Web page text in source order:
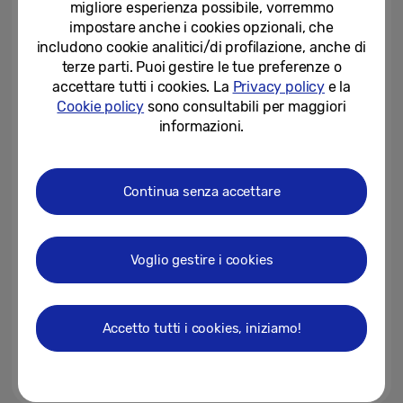
la sua passione per l’arte, in...
27-10-2025
Samsung tra le aziende più
apprezzate dai consumatori
italiani per il Servizio Clienti
Il Centre Pompidou e Samsung
collaborazione storica
23-10-2025
l’esperienza di Art Basel Paris nei
salotti di casa
migliore esperienza possibile, vorremmo
impostare anche i cookies opzionali, che
includono cookie analitici/di profilazione, anche di
terze parti. Puoi gestire le tue preferenze o
accettare tutti i cookies. La Privacy policye la
Cookie policy sono consultabili per maggiori
informazioni.
Continua senza accettare
Voglio gestire i cookies
Accetto tutti i cookies, iniziamo!